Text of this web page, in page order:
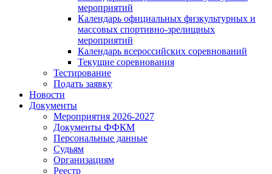
мероприятий
Календарь официальных физкультурных и
массовых спортивно-зрелищных
мероприятий
Календарь всероссийских соревнований
Текущие соревнования
Тестирование
Подать заявку
Новости
Документы
Мероприятия 2026-2027
Документы ФФКМ
Персональные данные
Судьям
Организациям
Реестр